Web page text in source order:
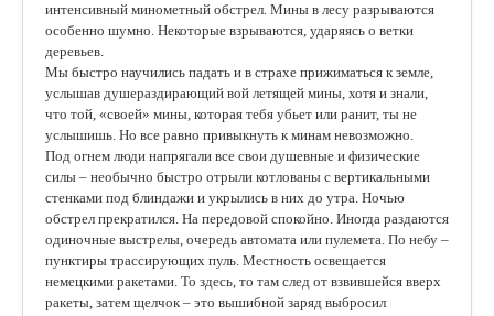
интенсивный минометный обстрел. Мины в лесу разрываются
особенно шумно. Некоторые взрываются, ударяясь о ветки
деревьев.
Мы быстро научились падать и в страхе прижиматься к земле,
услышав душераздирающий вой летящей мины, хотя и знали,
что той, «своей» мины, которая тебя убьет или ранит, ты не
услышишь. Но все равно привыкнуть к минам невозможно.
Под огнем люди напрягали все свои душевные и физические
силы – необычно быстро отрыли котлованы с вертикальными
стенками под блиндажи и укрылись в них до утра. Ночью
обстрел прекратился. На передовой спокойно. Иногда раздаются
одиночные выстрелы, очередь автомата или пулемета. По небу –
пунктиры трассирующих пуль. Местность освещается
немецкими ракетами. То здесь, то там след от взвившейся вверх
ракеты, затем щелчок – это вышибной заряд выбросил